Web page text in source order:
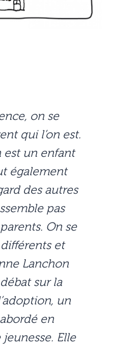
on se
qui l’on est.
est un enfant
également
des autres
pas
On se
et
Lanchon
sur la
un
en
Elle